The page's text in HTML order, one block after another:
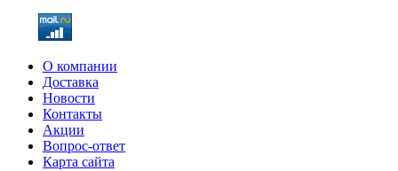
О компании
Доставка
Новости
Контакты
Акции
Вопрос-ответ
Карта сайта